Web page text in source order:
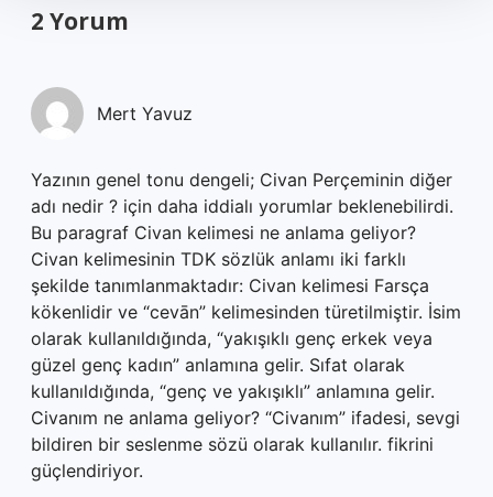
2 Yorum
Mert Yavuz
Yazının genel tonu dengeli; Civan Perçeminin diğer
adı nedir ? için daha iddialı yorumlar beklenebilirdi.
Bu paragraf Civan kelimesi ne anlama geliyor?
Civan kelimesinin TDK sözlük anlamı iki farklı
şekilde tanımlanmaktadır: Civan kelimesi Farsça
kökenlidir ve “cevān” kelimesinden türetilmiştir. İsim
olarak kullanıldığında, “yakışıklı genç erkek veya
güzel genç kadın” anlamına gelir. Sıfat olarak
kullanıldığında, “genç ve yakışıklı” anlamına gelir.
Civanım ne anlama geliyor? “Civanım” ifadesi, sevgi
bildiren bir seslenme sözü olarak kullanılır. fikrini
güçlendiriyor.